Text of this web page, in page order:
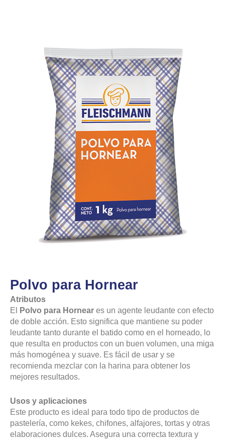
Polvo para Hornear
Atributos
El
Polvo para Hornear es un agente leudante con efecto
de doble acción. Esto significa que mantiene su poder
leudante tanto durante el batido como en el horneado, lo
que resulta en productos con un buen volumen, una miga
más homogénea y suave. Es fácil de usar y se
recomienda mezclar con la harina para obtener los
mejores resultados.
Usos y aplicaciones
Este producto es ideal para todo tipo de productos de
pastelería, como kekes, chifones, alfajores, tortas y otras
elaboraciones dulces. Asegura una correcta textura y